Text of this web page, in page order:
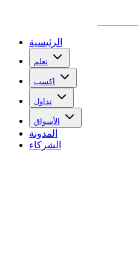
الرئيسية
تعلم
اكسب
تداول
الأسواق
المدونة
الشركاء